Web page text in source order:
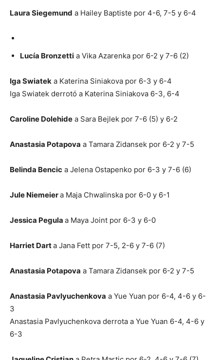
Laura Siegemund a Hailey Baptiste por 4-6, 7-5 y 6-4
Lucía Bronzetti a Vika Azarenka por 6-2 y 7-6 (2)
Iga Swiatek a Katerina Siniakova por 6-3 y 6-4
Iga Swiatek derrotó a Katerina Siniakova 6-3, 6-4
Caroline Dolehide a Sara Bejlek por 7-6 (5) y 6-2
Anastasia Potapova a Tamara Zidansek por 6-2 y 7-5
Belinda Bencic a Jelena Ostapenko por 6-3 y 7-6 (6)
Jule Niemeiera Maja Chwalinska por 6-0 y 6-1
Jessica Pegula a Maya Joint por 6-3 y 6-0
Harriet Darta Jana Fett por 7-5, 2-6 y 7-6 (7)
Anastasia Potapova a Tamara Zidansek por 6-2 y 7-5
Anastasia Pavlyuchenkova a Yue Yuan por 6-4, 4-6 y 6-
3
Anastasia Pavlyuchenkova derrota a Yue Yuan 6-4, 4-6 y
6-3